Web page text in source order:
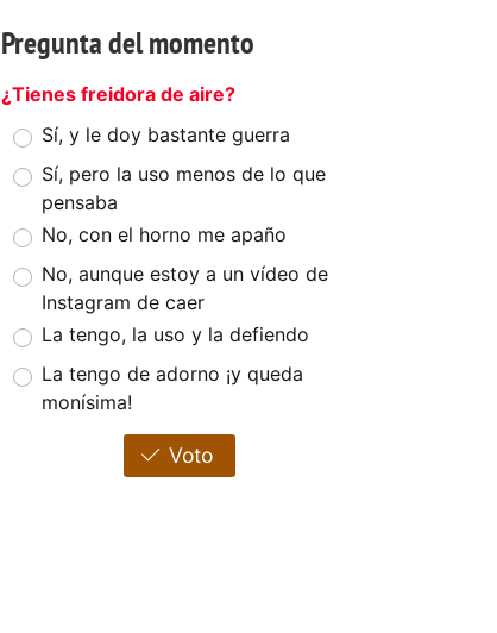
Pregunta del momento
¿Tienes freidora de aire?
Sí, y le doy bastante guerra
Sí, pero la uso menos de lo que
pensaba
No, con el horno me apaño
No, aunque estoy a un vídeo de
Instagram de caer
La tengo, la uso y la defiendo
La tengo de adorno ¡y queda
monísima!
Voto